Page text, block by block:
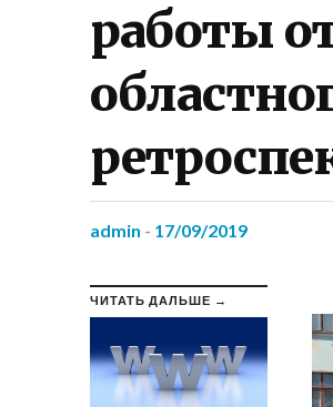
работы
admin - 17/09/2019
ЧИТАТЬ ДАЛЬШЕ →